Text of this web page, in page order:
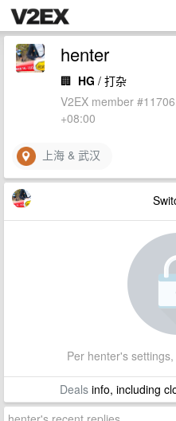
henter
🏢 HG / 打杂
V2EX member
+08:00
上海 & 武汉
Per henter's
Dealsinfo, including